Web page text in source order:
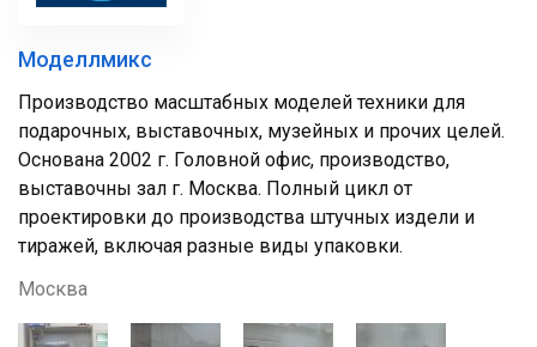
Моделлмикс
Производство масштабных моделей техники для
подарочных, выставочных, музейных и прочих целей.
Основана 2002 г. Головной офис, производство,
выставочны зал г. Москва. Полный цикл от
проектировки до производства штучных издели и
тиражей, включая разные виды упаковки.
Москва